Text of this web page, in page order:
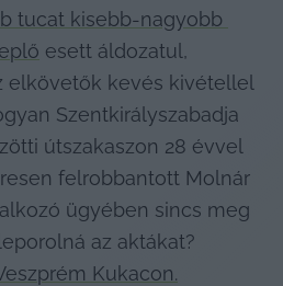
tucat kisebb-nagyobb
esett áldozatul,
elkövetők kevés kivétellel
Szentkirályszabadja
útszakaszon 28 évvel
felrobbantott Molnár
ügyében sincs meg
Kukacon.